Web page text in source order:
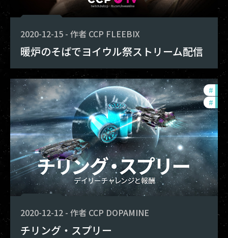
2020-12-15 - 作者 CCP FLEEBIX
暖炉のそばでヨイウル祭ストリーム配信
#
#
2020-12-12 - 作者 CCP DOPAMINE
チリング・スプリー